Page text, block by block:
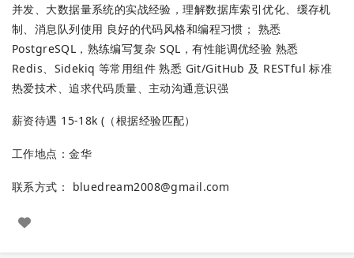
并发、大数据量系统的实战经验，理解数据库索引优化、缓存机
制、消息队列使用 良好的代码风格和编程习惯； 熟悉
PostgreSQL，熟练编写复杂 SQL，有性能调优经验 熟悉
Redis、Sidekiq 等常用组件 熟悉 Git/GitHub 及 RESTful 标准
热爱技术、追求代码质量、主动沟通意识强
薪资待遇 15-18k (（根据经验匹配）
工作地点：金华
联系方式： bluedream2008@gmail.com